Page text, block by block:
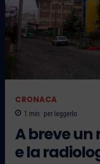
CRONACA
1 min. per leggerlo
A breve
e la